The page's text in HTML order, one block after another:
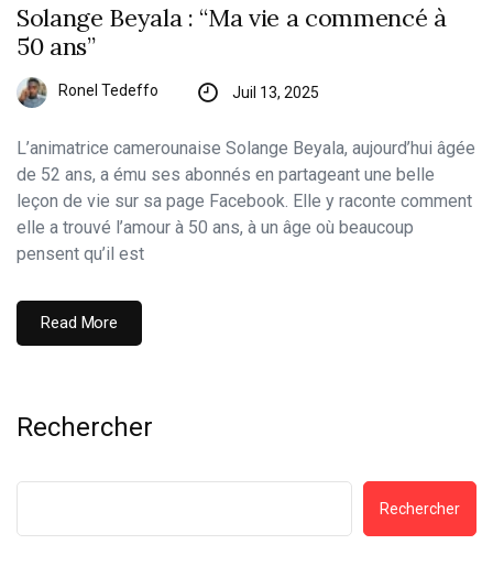
Solange Beyala : “Ma vie a commencé à
50 ans”
Ronel Tedeffo Juil 13, 2025
L’animatrice camerounaise Solange Beyala, aujourd’hui âgée
de 52 ans, a ému ses abonnés en partageant une belle
leçon de vie sur sa page Facebook. Elle y raconte comment
elle a trouvé l’amour à 50 ans, à un âge où beaucoup
pensent qu’il est
Read More
Rechercher
Rechercher